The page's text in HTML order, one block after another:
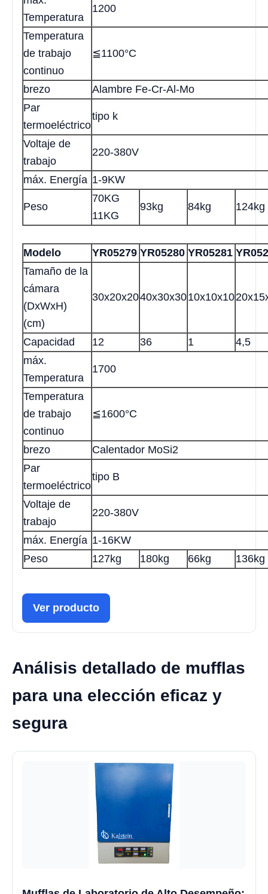
Temperatura
1200
Temperatura
de trabajo
continuo
≦1100°C
brezo
Alambre Fe-Cr-Al-Mo
Par
termoeléctrico
tipo k
Voltaje de
trabajo
220-380V
máx. Energía 1-9KW
Peso
70KG
11KG
93kg 84kg 124kg
Modelo YR05279 YR05280 YR05281
Tamaño de la
cámara
(DxWxH)
(cm)
30x20x2040x30x3010x10x10
Capacidad 12 36 1
4,5
máx.
Temperatura
1700
Temperatura
de trabajo
continuo
≦1600°C
brezo
Calentador MoSi2
Par
termoeléctrico
tipo B
Voltaje de
trabajo
220-380V
máx. Energía 1-16KW
Peso
127kg 180kg 66kg 136kg
Ver producto
Análisis detallado de mufflas
para una elección eficaz y
segura